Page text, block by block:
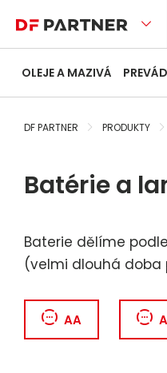
OLEJE A MAZIVÁ
DF PARTNER PRODUKTY
Batérie a
Baterie dělíme
(velmi dlouhá doba
AA